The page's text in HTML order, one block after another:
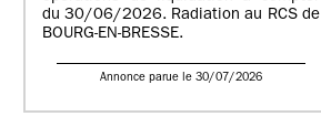
du 30/06/2026. Radiation au RCS de
BOURG-EN-BRESSE.
Annonce parue le 30/07/2026